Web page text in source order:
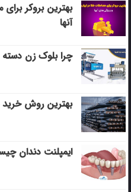
بهترین بروکر
آنها
چرا بلوک زن دسته
بهترین روش خرید
ایمپلنت دندان